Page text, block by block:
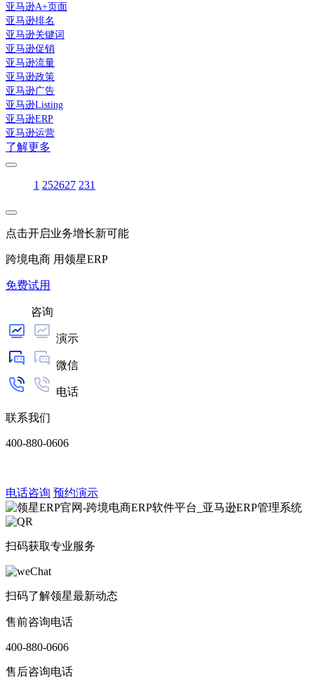
亚马逊A+页面
亚马逊排名
亚马逊关键词
亚马逊促销
亚马逊流量
亚马逊政策
亚马逊广告
亚马逊Listing
亚马逊ERP
亚马逊运营
了解更多
1 252627 231
点击开启业务增长新可能
跨境电商 用领星ERP
免费试用
咨询
演示
微信
电话
联系我们
400-880-0606
电话咨询 预约演示
扫码获取专业服务
扫码了解领星最新动态
售前咨询电话
400-880-0606
售后咨询电话